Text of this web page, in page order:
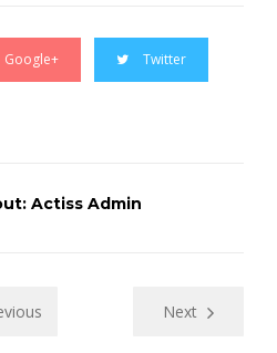
Google+ Twitter
Actiss Admin
Next